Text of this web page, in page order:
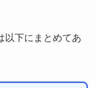
以下にまとめてあ